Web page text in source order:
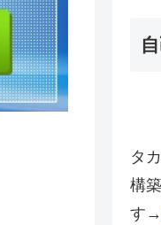
タ
構
す→